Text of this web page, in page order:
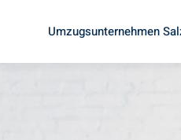
Umzugsunternehmen